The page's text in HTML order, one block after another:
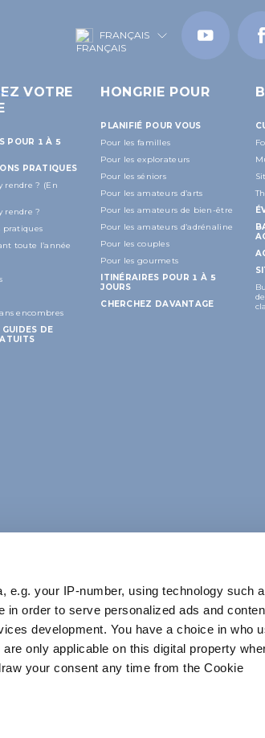
e.g. your IP-number, using technology such
order to serve personalized ads and
development. You have a choice in who
only applicable on this digital property
your consent any time from the Cookie
FRANÇAIS
VOTRE
POUR 1 À 5
PRATIQUES
rendre ? (En
rendre ?
pratiques
toute l’année
encombres
DE
HONGRIE POUR
PLANIFIÉ POUR VOUS
Pour les familles
Pour les explorateurs
Pour les séniors
Pour les amateurs d’arts
Pour les amateurs de bien-être
Pour les amateurs d’adrénaline
Pour les couples
Pour les gourmets
ITINÉRAIRES POUR 1 À 5
JOURS
CHERCHEZ DAVANTAGE